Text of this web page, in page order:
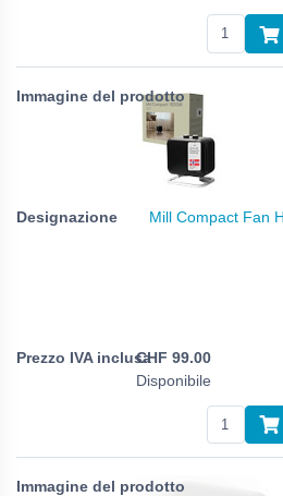
Mill Compact Fan
CHF 99.00
Disponibile